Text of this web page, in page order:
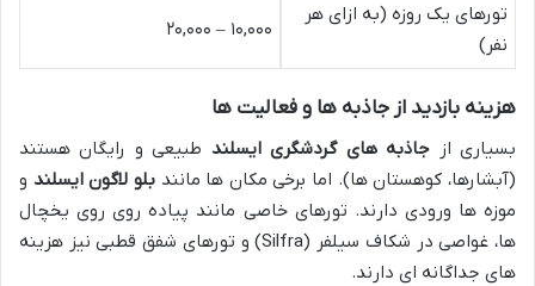
تورهای یک روزه (به ازای هر
نفر)
۱۰,۰۰۰ – ۲۰,۰۰۰
هزینه بازدید از جاذبه ها و فعالیت ها
بسیاری از جاذبه های گردشگری ایسلند طبیعی و رایگان هستند
(آبشارها، کوهستان ها). اما برخی مکان ها مانندبلو لاگون ایسلند و
موزه ها ورودی دارند. تورهای خاصی مانند پیاده روی روی یخچال
ها، غواصی در شکاف سیلفر (Silfra) و تورهای شفق قطبی نیز هزینه
های جداگانه ای دارند.